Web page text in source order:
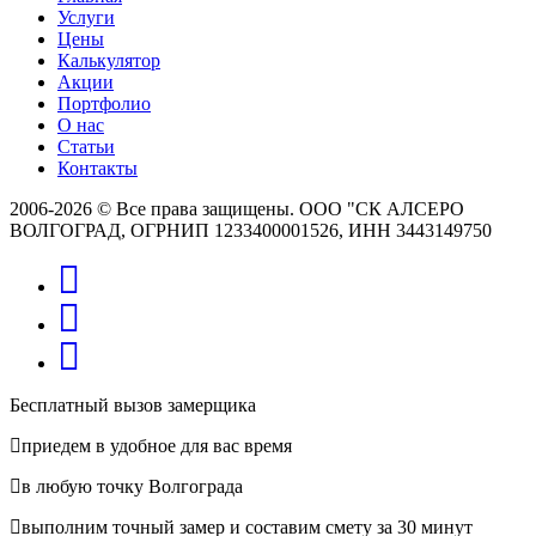
Услуги
Цены
Калькулятор
Акции
Портфолио
О нас
Статьи
Контакты
2006-2026 © Все права защищены. ООО "СК АЛСЕРО
ВОЛГОГРАД, ОГРНИП 1233400001526, ИНН 3443149750
Бесплатный вызов замерщика
приедем в удобное для вас время
в любую точку Волгограда
выполним точный замер и составим смету за 30 минут